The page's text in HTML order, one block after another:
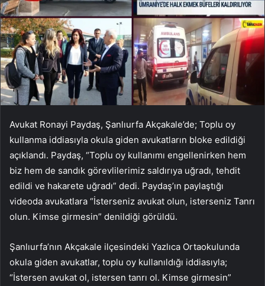
Avukat Ronayi Paydaş, Şanlıurfa Akçakale’de; Toplu oy
kullanma iddiasıyla okula giden avukatların bloke edildiği
açıklandı. Paydaş, “Toplu oy kullanımı engellenirken hem
biz hem de sandık görevlilerimiz saldırıya uğradı, tehdit
edildi ve hakarete uğradı” dedi. Paydaş’ın paylaştığı
videoda avukatlara “İsterseniz avukat olun, isterseniz Tanrı
olun. Kimse girmesin” denildiği görüldü.
Şanlıurfa’nın Akçakale ilçesindeki Yazlıca Ortaokulunda
okula giden avukatlar, toplu oy kullanıldığı iddiasıyla;
“İstersen avukat ol, istersen tanrı ol. Kimse girmesin”